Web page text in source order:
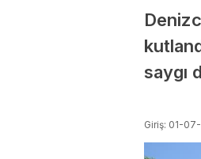
saygı
Giriş: 01-